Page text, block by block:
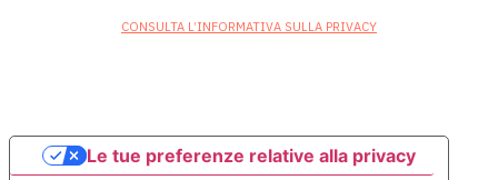
CONSULTA L’INFORMATIVA SULLA PRIVACY
Le tue preferenze relative alla privacy